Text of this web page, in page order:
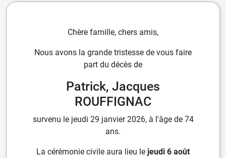
Chère famille, chers amis,
Nous avons la grande tristesse de vous faire
part du décès de
Patrick, Jacques
ROUFFIGNAC
survenu le jeudi 29 janvier 2026, à l'âge de 74
ans.
La cérémonie civile aura lieu le jeudi 6 août